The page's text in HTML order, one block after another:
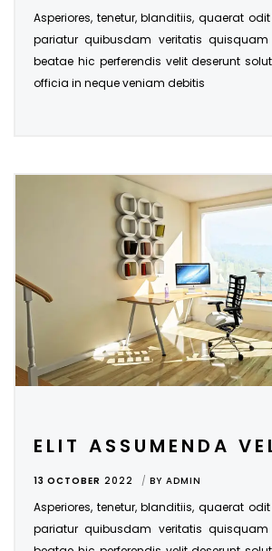
Asperiores, tenetur, blanditiis, quaerat
pariatur quibusdam veritatis
beatae hic perferendis velit deserunt
officia in neque veniam debitis
ELIT ASSUMENDA
13 OCTOBER 2022 BY ADMIN
Asperiores, tenetur, blanditiis, quaerat
pariatur quibusdam veritatis